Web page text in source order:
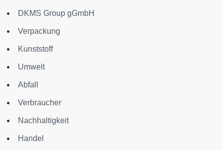
DKMS Group gGmbH
Verpackung
Kunststoff
Umwelt
Abfall
Verbraucher
Nachhaltigkeit
Handel